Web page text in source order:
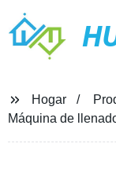
Hogar
Máquina de